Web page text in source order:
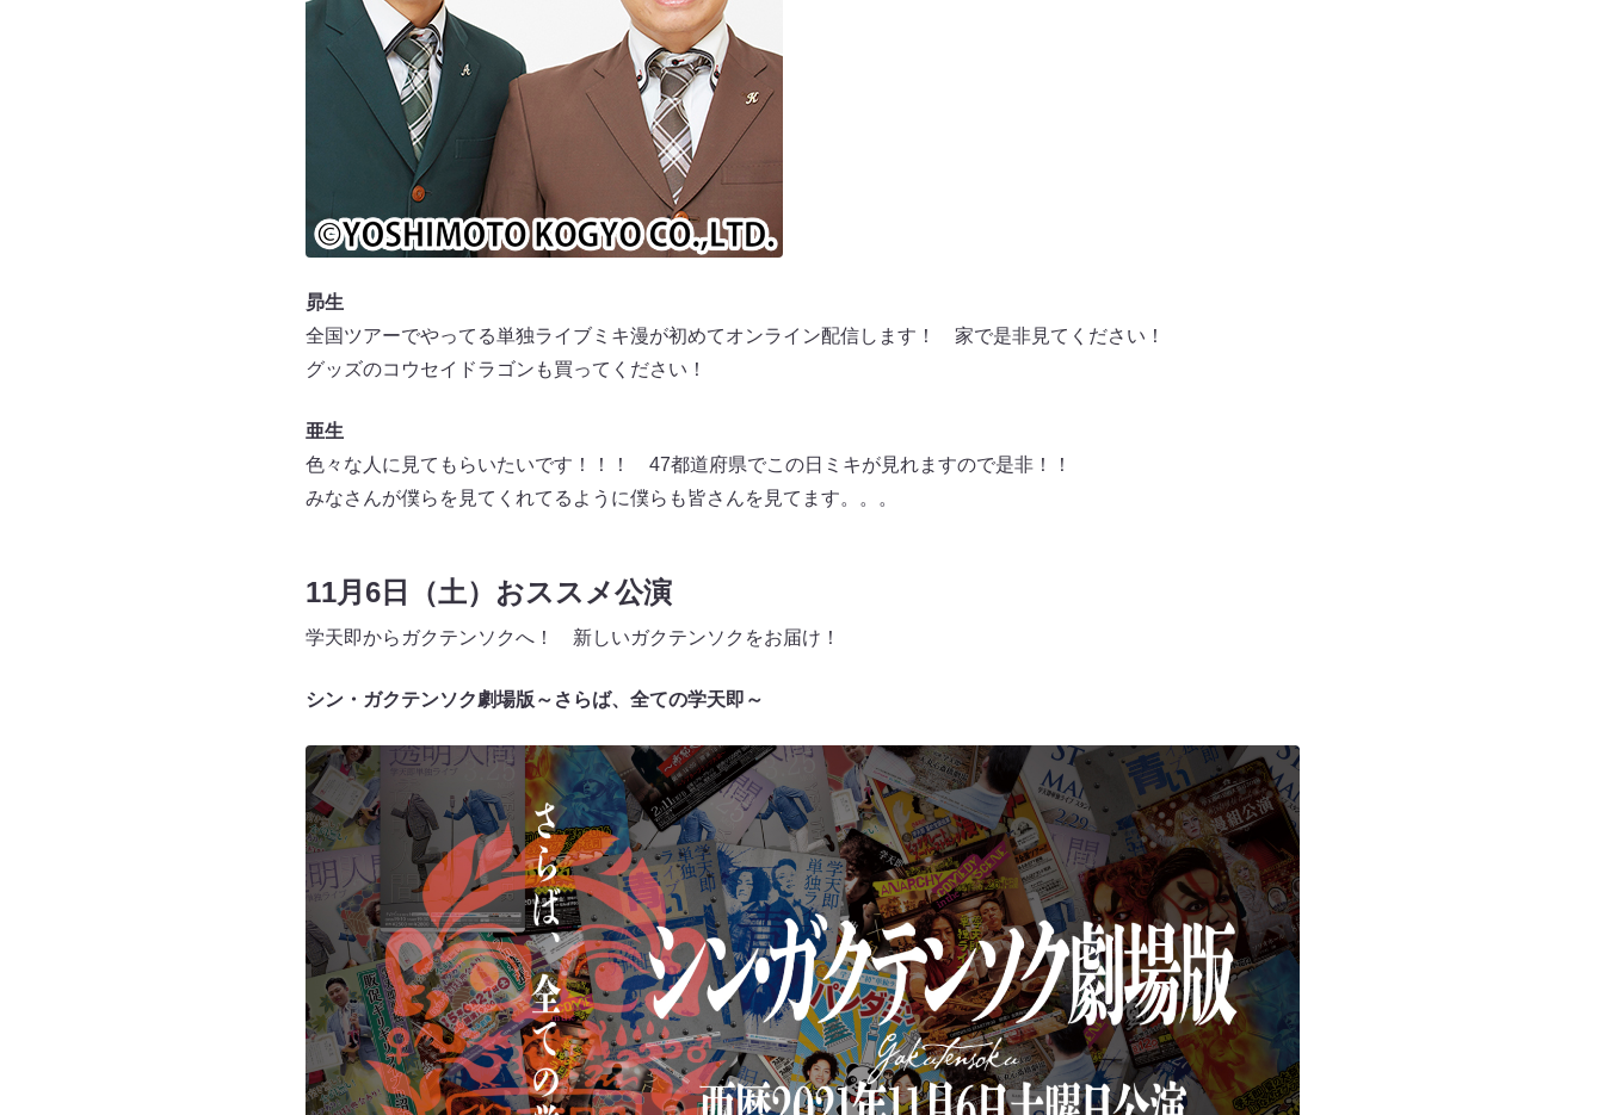
昴生
全国ツアーでやってる単独ライブミキ漫が初めてオンライン配信します！ 家で是非見てください！
グッズのコウセイドラゴンも買ってください！
亜生
色々な人に見てもらいたいです！！！ 47都道府県でこの日ミキが見れますので是非！！
みなさんが僕らを見てくれてるように僕らも皆さんを見てます。。。
11月6日（土）おススメ公演
学天即からガクテンソクへ！ 新しいガクテンソクをお届け！
シン・ガクテンソク劇場版～さらば、全ての学天即～